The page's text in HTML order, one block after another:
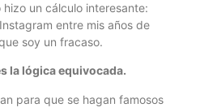
un cálculo interesante:
entre mis años de
soy un fracaso.
la lógica equivocada.
para que se hagan famosos